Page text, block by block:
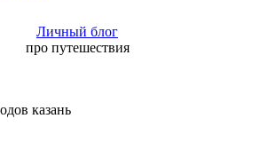
Личный блог
про путешествия
казань